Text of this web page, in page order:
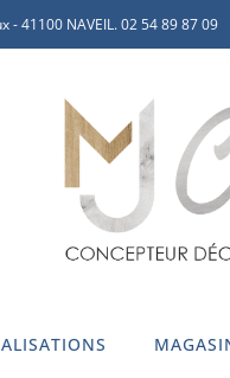
41100 NAVEIL. 02 54 89 87 09